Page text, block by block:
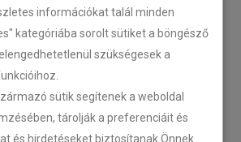
információkat talál minden
kategóriába sorolt sütiket a böngésző
szükségesek a
sütik segítenek a weboldal
tárolják a preferenciáit és
és hirdetéseket biztosítanak Önnek.